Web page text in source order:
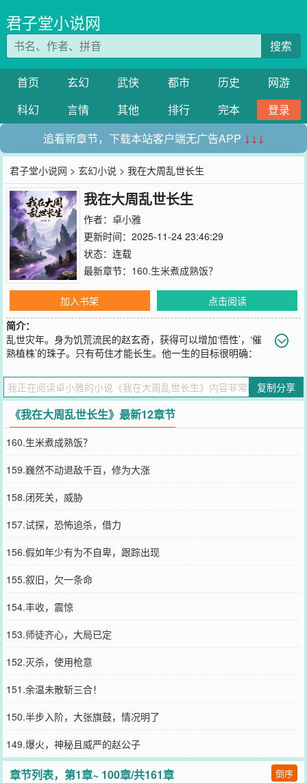
君子堂小说网
搜索
首页 玄幻 武侠 都市 历史
网游
科幻
言情 其他 排行 完本
登录
追看新章节，下载本站客户端无广告APP ↓↓↓
君子堂小说网 >玄幻小说 > 我在大周乱世长生
我在大周乱世长生
作者： 卓小雅
更新时间：2025-11-24 23:46:29
状态：连载
最新章节： 160.生米煮成熟饭？
加入书架
点击阅读
简介：
乱世灾年。身为饥荒流民的赵玄奇，获得可以增加‘悟性’，‘催
熟植株’的珠子。只有苟住才能长生。他一生的目标很明确：
……【长生流】【剧情向】【不圣母】【杀伐果断】
您要是觉得《我在大周乱世长生》还不错的话请不要忘记向您QQ群和
微博微信里的朋友推荐哦！
复制分享
《我在大周乱世长生》最新12章节
160.生米煮成熟饭？
159.巍然不动退敌千百，修为大涨
158.闭死关，威胁
157.试探，恐怖追杀，借力
156.假如年少有为不自卑，跟踪出现
155.叙旧，欠一条命
154.丰收，震惊
153.师徒齐心，大局已定
152.灭杀，使用枪意
151.余温未散斩三合！
150.半步入阶，大张旗鼓，情况明了
149.爆火，神秘且威严的赵公子
章节列表，第1章~ 100章/共161章 倒序